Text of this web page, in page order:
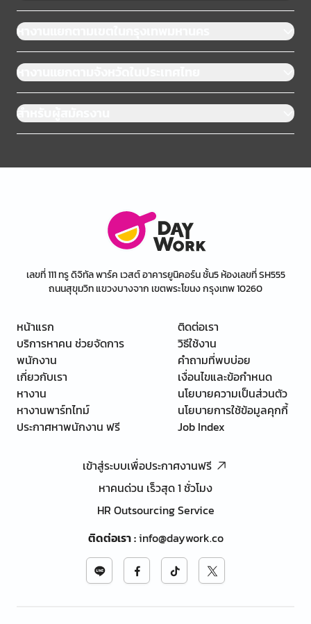
หางานแยกตามเขตในกรุงเทพมหานคร
หางานแยกตามจังหวัดในประเทศไทย
สำหรับผู้สมัครงาน
เลขที่ 111 ทรู ดิจิทัล พาร์ค เวสต์ อาคารยูนิคอร์น ชั้น5 ห้องเลขที่ SH555
ถนนสุขุมวิท แขวงบางจาก เขตพระโขนง กรุงเทพ 10260
หน้าแรก
บริการหาคน ช่วยจัดการ
พนักงาน
เกี่ยวกับเรา
หางาน
หางานพาร์ทไทม์
ประกาศหาพนักงาน ฟรี
ติดต่อเรา
วิธีใช้งาน
คำถามที่พบบ่อย
เงื่อนไขและข้อกำหนด
นโยบายความเป็นส่วนตัว
นโยบายการใช้ข้อมูลคุกกี้
Job Index
เข้าสู่ระบบเพื่อประกาศงานฟรี
หาคนด่วน เร็วสุด 1 ชั่วโมง
HR Outsourcing Service
ติดต่อเรา:info@daywork.co